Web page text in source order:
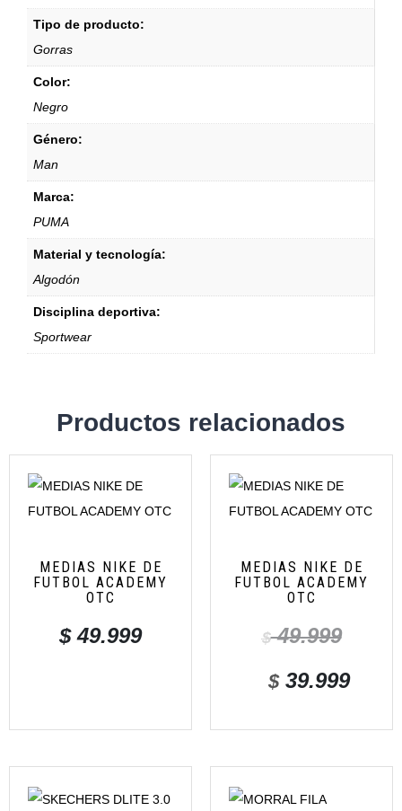
Tipo de producto:
Gorras
Color:
Negro
Género:
Man
Marca:
PUMA
Material y tecnología:
Algodón
Disciplina deportiva:
Sportwear
Productos relacionados
MEDIAS NIKE DE
FUTBOL ACADEMY
OTC
$49.999
MEDIAS NIKE DE
FUTBOL ACADEMY
OTC
$49.999
$39.999